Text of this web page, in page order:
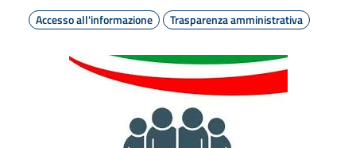
Accesso all'informazione
Trasparenza amministrativa